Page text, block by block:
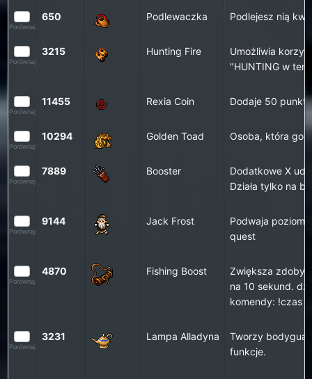
Porównaj
650 Podlewaczka Podlejesz nią
Porównaj
3215 Hunting Fire
Umożliwia
"HUNTING w
Porównaj
11455 Rexia Coin Dodaje 50
Porównaj
10294 Golden Toad Osoba, która go
Porównaj
7889 Booster
Dodatkowe X
Działa tylko na
Porównaj
9144 Jack Frost
Podwaja poziom
quest
Porównaj
4870 Fishing Boost
Zwiększa
na 10 sekund.
komendy: !czas
Porównaj
3231 Lampa Alladyna
Tworzy
funkcje.